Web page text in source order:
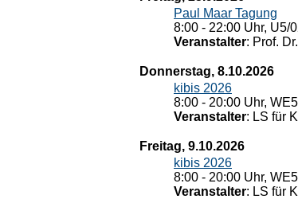
Paul Maar Tagung
8:00 - 22:00 Uhr, U5/
Veranstalter: Prof.
Donnerstag, 8.10.2026
kibis 2026
8:00 - 20:00 Uhr,
Veranstalter: LS für
Freitag, 9.10.2026
kibis 2026
8:00 - 20:00 Uhr,
Veranstalter: LS für